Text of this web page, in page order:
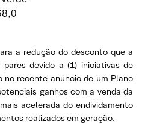
a redução do desconto que a
devido a (1) iniciativas de
no recente anúncio de um Plano
ganhos com a venda da
acelerada do endividamento
realizados em geração.